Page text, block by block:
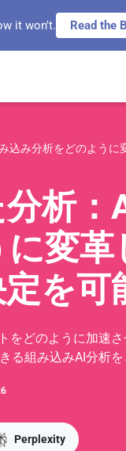
it won't. Read the
込み分析をどのよう
析：
変
を可
をどのように加速
る組み込みAI分析を
Perplexity